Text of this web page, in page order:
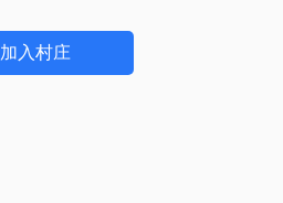
加入村庄